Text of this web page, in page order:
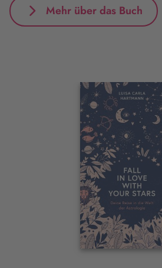
Mehr über das Buch
Interaktives